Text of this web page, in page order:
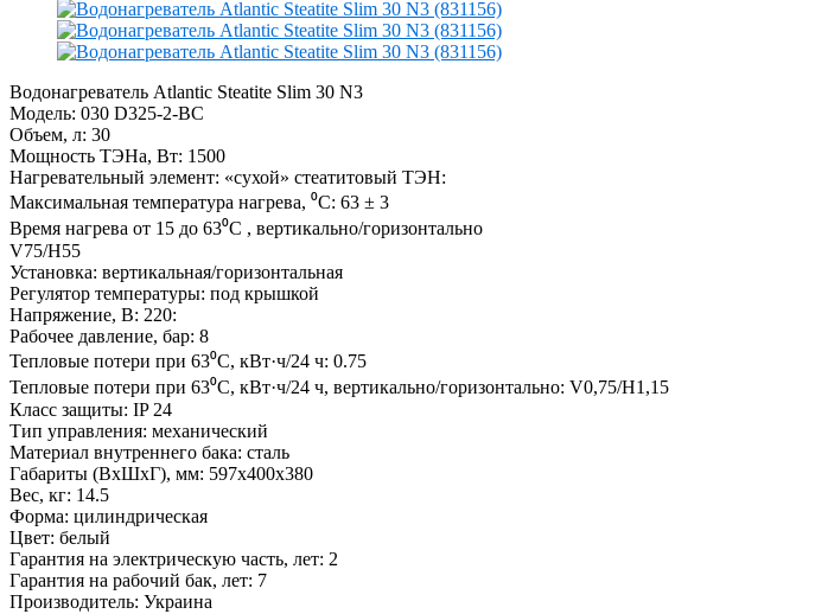
Водонагреватель Atlantic Steatite Slim 30 N3
Модель: 030 D325-2-BC
Объем, л: 30
Мощность ТЭНа, Вт: 1500
Нагревательный элемент: «сухой» стеатитовый ТЭН:
Максимальная температура нагрева, ⁰C: 63 ± 3
Время нагрева от 15 до 63⁰C , вертикально/горизонтально
V75/H55
Установка: вертикальная/горизонтальная
Регулятор температуры: под крышкой
Напряжение, В: 220:
Рабочее давление, бар: 8
Тепловые потери при 63⁰C, кВт·ч/24 ч: 0.75
Тепловые потери при 63⁰C, кВт·ч/24 ч, вертикально/горизонтально: V0,75/H1,15
Класс защиты: IP 24
Тип управления: механический
Материал внутреннего бака: сталь
Габариты (ВхШхГ), мм: 597х400х380
Вес, кг: 14.5
Форма: цилиндрическая
Цвет: белый
Гарантия на электрическую часть, лет: 2
Гарантия на рабочий бак, лет: 7
Производитель: Украина